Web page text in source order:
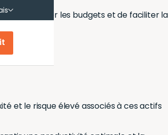
(Canada)
mieux gérer les budgets et de faciliter la
et le risque élevé associés à ces actifs